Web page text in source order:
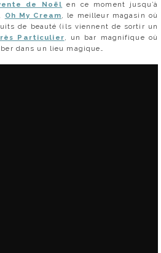
de Noël en ce moment jusqu’à
Oh My Cream, le meilleur magasin où
de beauté (ils viennent de sortir un
Particulier, un bar magnifique où
dans un lieu magique…